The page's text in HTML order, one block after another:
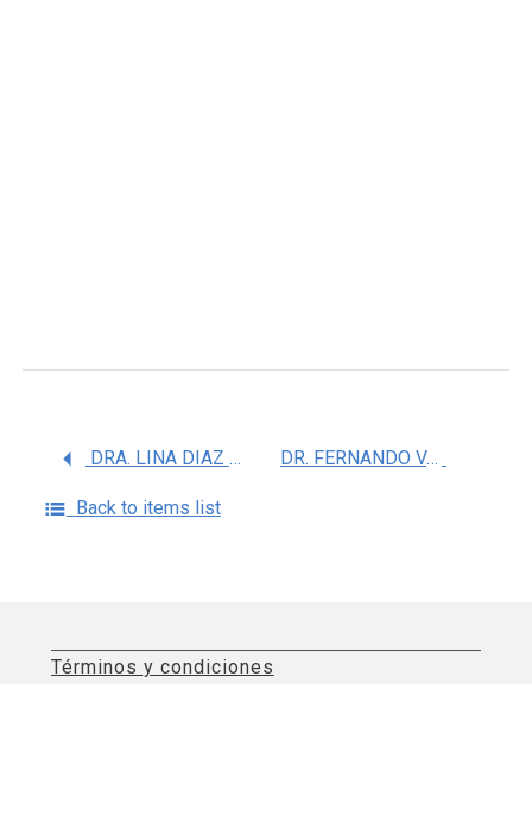
DRA. LINA DIAZ CASTRO DR. FERNANDO VAZQUEZ ALANIZ
Back to items list
Términos y condiciones